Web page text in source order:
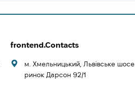
frontend.Contacts
м. Хмельницький, Львівське шосе
ринок Дарсон 92/1